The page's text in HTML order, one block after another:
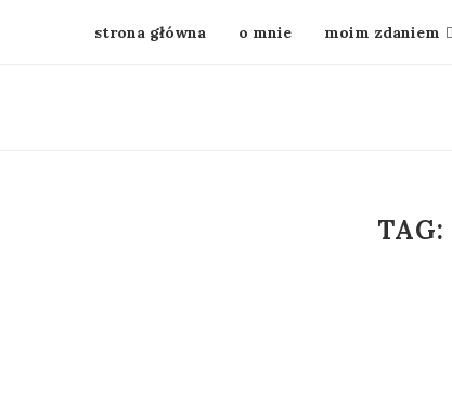
strona główna o mnie moim zdaniem
TAG: